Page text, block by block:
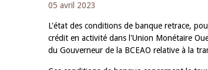
05 avril 2023
L'état des conditions de banque retrace,
crédit en activité dans l'Union Monétaire
du Gouverneur de la BCEAO relative à la